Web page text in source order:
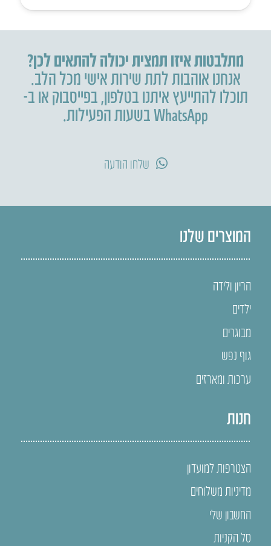
מתלבטות איזו תמצית יכולה להתאים לכן?
אנחנו אוהבות לתת שירות אישי מכל הלב.
תוכלו להתייעץ איתנו בטלפון,בפייסבוק או ב-
WhatsApp בשעות הפעילות.
שלחו הודעה
המוצרים שלנו
הריון ולידה
ילדים
מבוגרים
גוף נפש
ערכות ומארזים
חנות
הצטרפות למועדון
מדיניות משלוחים
החשבון שלי
סל הקניות